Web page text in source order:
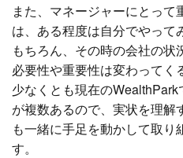
また、マネージャーにとっ
は、ある程度は自分でやって
もちろん、その時の会社の
必要性や重要性は変わってく
少なくとも現在の
が複数あるので、実状を理解
も一緒に手足を動かして取り
す。